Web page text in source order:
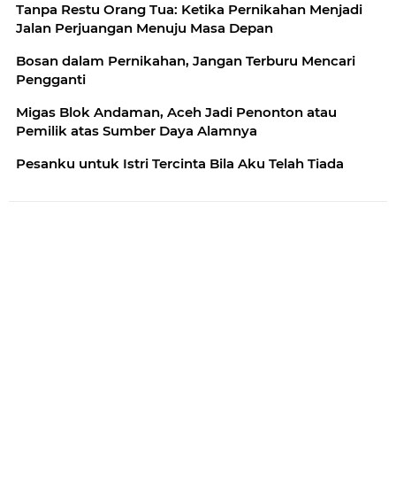
Tanpa Restu Orang Tua: Ketika Pernikahan Menjadi
Jalan Perjuangan Menuju Masa Depan
Bosan dalam Pernikahan, Jangan Terburu Mencari
Pengganti
Migas Blok Andaman, Aceh Jadi Penonton atau
Pemilik atas Sumber Daya Alamnya
Pesanku untuk Istri Tercinta Bila Aku Telah Tiada